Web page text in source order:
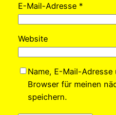
E-Mail-Adresse *
Website
Name, E-Mail-Adresse
Browser für meinen
speichern.